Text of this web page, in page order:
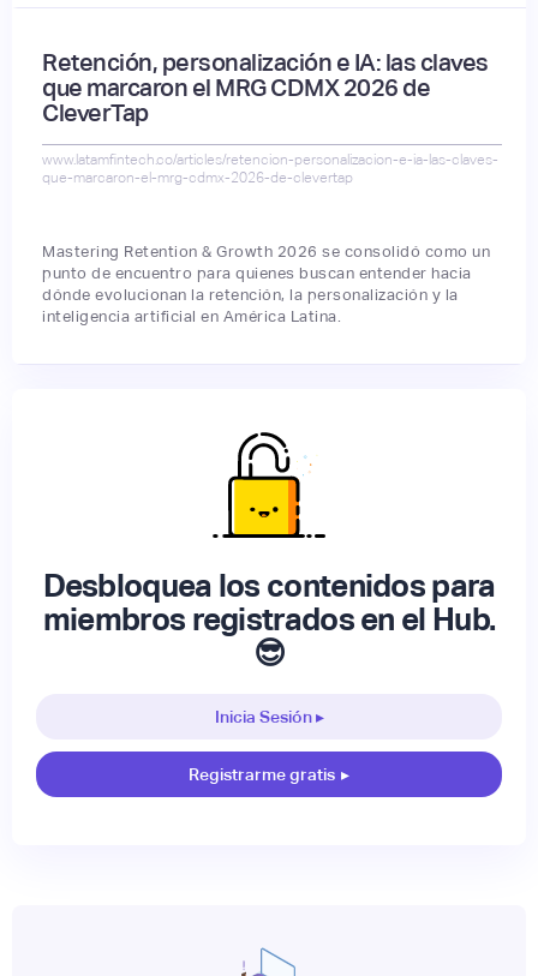
Retención, personalización e IA: las claves
que marcaron el MRG CDMX 2026 de
CleverTap
www.latamfintech.co/articles/retencion-personalizacion-e-ia-las-claves-
que-marcaron-el-mrg-cdmx-2026-de-clevertap
Mastering Retention & Growth 2026 se consolidó como un
punto de encuentro para quienes buscan entender hacia
dónde evolucionan la retención, la personalización y la
inteligencia artificial en América Latina.
Desbloquea los contenidos para
miembros registrados en el Hub.
😎
Inicia Sesión ▸
Registrarme gratis ▸